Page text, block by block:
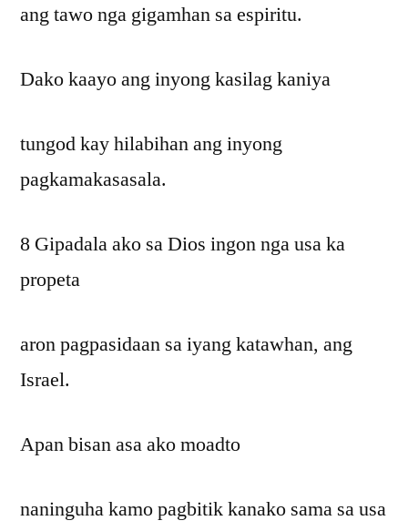
ang tawo nga gigamhan sa espiritu.
Dako kaayo ang inyong kasilag kaniya
tungod kay hilabihan ang inyong
pagkamakasasala.
8 Gipadala ako sa Dios ingon nga usa ka
propeta
aron pagpasidaan sa iyang katawhan, ang
Israel.
Apan bisan asa ako moadto
naninguha kamo pagbitik kanako sama sa usa